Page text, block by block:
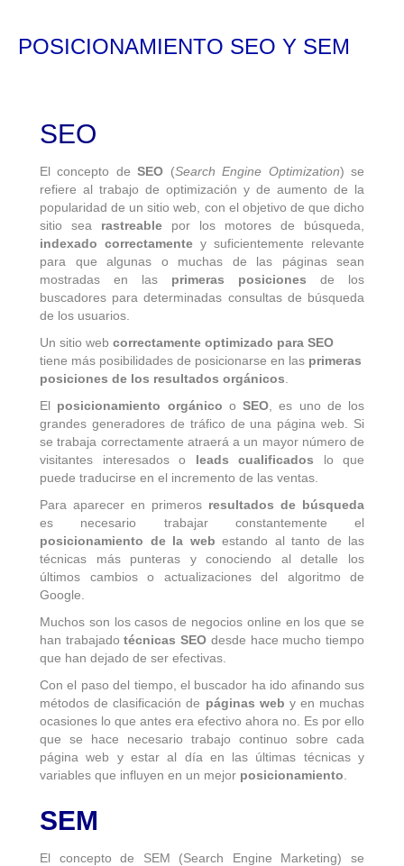
POSICIONAMIENTO SEO Y SEM
SEO
El concepto deSEO (Search Engine Optimization) se
refiere al trabajo de optimización y de aumento de la
popularidad de un sitio web, con el objetivo de que dicho
sitio sea rastreable por los motores de búsqueda,
indexado correctamente y suficientemente relevante
para que algunas o muchas de las páginas sean
mostradas en las primeras posiciones de los
buscadores para determinadas consultas de búsqueda
de los usuarios.
Un sitio web correctamente optimizado para SEO
tiene más posibilidades de posicionarse en las primeras
posiciones de los resultados orgánicos
El posicionamiento orgánico o SEO , es uno de los
grandes generadores de tráfico de una página web. Si
se trabaja correctamente atraerá a un mayor número de
visitantes interesados o leads cualificados lo que
puede traducirse en el incremento de las ventas.
Para aparecer en primeros resultados de búsqueda
es necesario trabajar constantemente el
posicionamiento de la web estando al tanto de las
técnicas más punteras y conociendo al detalle los
últimos cambios o actualizaciones del algoritmo de
Google.
Muchos son los casos de negocios online en los que se
han trabajadotécnicas SEO desde hace mucho tiempo
que han dejado de ser efectivas.
Con el paso del tiempo, el buscador ha ido afinando sus
métodos de clasificación de páginas web y en muchas
ocasiones lo que antes era efectivo ahora no. Es por ello
que se hace necesario trabajo continuo sobre cada
página web y estar al día en las últimas técnicas y
variables que influyen en un mejor posicionamiento
SEM
El concepto de SEM (Search Engine Marketing) se